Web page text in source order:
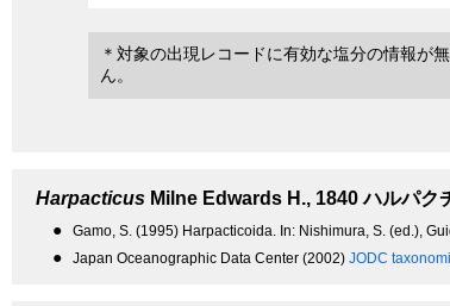
＊対象の出現レコードに有効な塩分の情報が
ん。
Harpacticus Milne Edwards H., 1840ハルパク
● Gamo, S. (1995) Harpacticoida. In: Nishimura, S. (ed.),
● Japan Oceanographic Data Center (2002) JODC